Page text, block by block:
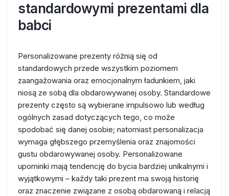
standardowymi prezentami dla
babci
Personalizowane prezenty różnią się od
standardowych przede wszystkim poziomem
zaangażowania oraz emocjonalnym ładunkiem, jaki
niosą ze sobą dla obdarowywanej osoby. Standardowe
prezenty często są wybierane impulsowo lub według
ogólnych zasad dotyczących tego, co może
spodobać się danej osobie; natomiast personalizacja
wymaga głębszego przemyślenia oraz znajomości
gustu obdarowywanej osoby. Personalizowane
upominki mają tendencję do bycia bardziej unikalnymi i
wyjątkowymi – każdy taki prezent ma swoją historię
oraz znaczenie związane z osobą obdarowaną i relacją